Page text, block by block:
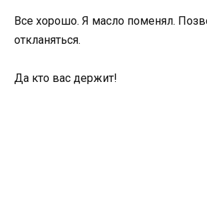
Все хорошо. Я масло поменял.
откланяться.
Да кто вас держит!